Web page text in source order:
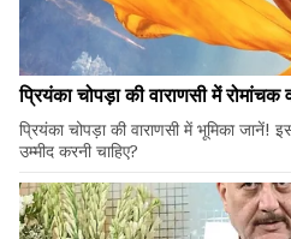
प्रियंका चोपड़ा की वाराणसी में रोमांचक
प्रियंका चोपड़ा की वाराणसी में भूमिका जानें!
उम्मीद करनी चाहिए?